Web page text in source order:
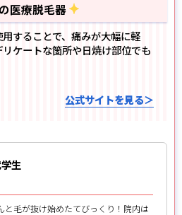
医療脱毛器
することで、痛みが大幅に軽
ケートな箇所や日焼け部位でも
公式サイトを見る＞
生
と毛が抜け始めたてびっくり！院内は